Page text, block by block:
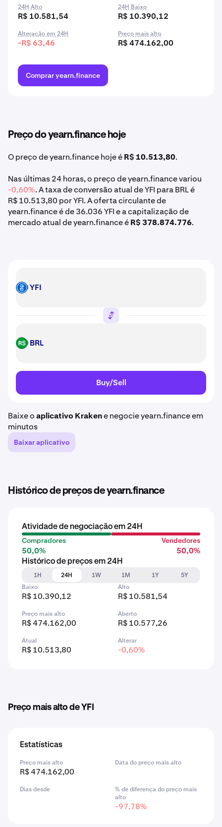
24H Alto
R$ 10.581,54
24H Baixo
R$ 10.390,12
Alteração em 24H
-R$ 63,46
Preço mais alto
R$ 474.162,00
Comprar yearn.finance
Preço do yearn.finance hoje
O preço de yearn.finance hoje éR$ 10.513,80.
Nas últimas 24 horas, o preço de yearn.finance variou
-0,60%. A taxa de conversão atual de YFI para BRL é
R$ 10.513,80 por YFI. A oferta circulante de
yearn.finance é de 36.036 YFI e a capitalização de
mercado atual de yearn.finance éR$ 378.874.776.
YFI YFI
BRL BRL
Buy/Sell
Baixe oaplicativo Krakene negocie yearn.finance em
minutos
Baixar aplicativo
Histórico de preços de yearn.finance
Atividade de negociação em 24H
Compradores
50,0%
Vendedores
50,0%
Histórico de preços em 24H
1H
24H 1W 1M 1Y
5Y
Baixo
R$ 10.390,12
Alto
R$ 10.581,54
Preço mais alto
R$ 474.162,00
Aberto
R$ 10.577,26
Atual
R$ 10.513,80
Alterar
-0,60%
Preço mais alto de YFI
Estatísticas
Preço mais alto
R$ 474.162,00
Data do preço mais alto
Dias desde
% de diferença do preço mais
alto
-97,78%